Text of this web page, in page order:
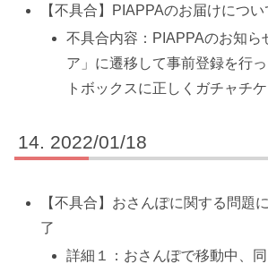
【不具合】PIAPPAのお届けにつ
不具合内容：PIAPPAのお知ら
ア」に遷移して事前登録を行
トボックスに正しくガチャチ
2022/01/18
【不具合】おさんぽに関する問題
了
詳細１：おさんぽで移動中、